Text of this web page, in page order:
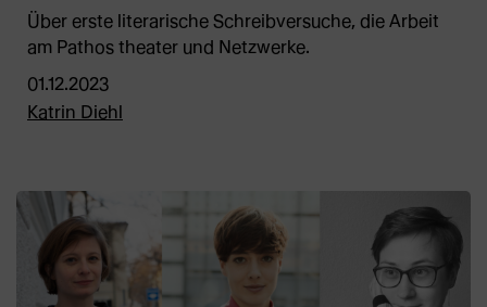
Über erste literarische Schreibversuche, die Arbeit
am Pathos theater und Netzwerke.
01.12.2023
Katrin Diehl